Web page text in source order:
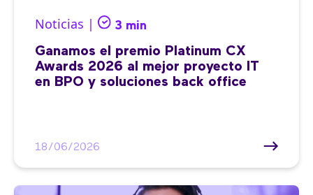
Noticias | 3 min
Ganamos el premio Platinum CX
Awards 2026 al mejor proyecto IT
en BPO y soluciones back office
18/06/2026